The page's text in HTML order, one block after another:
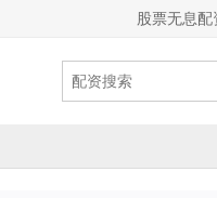
股票无息